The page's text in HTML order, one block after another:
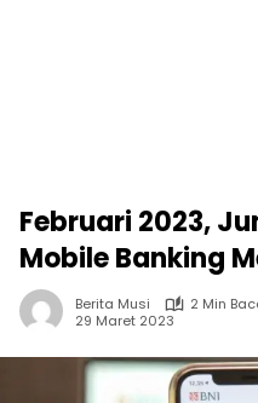
Februari 2023,
Mobile Banking
Berita Musi
2 Min
29 Maret 2023